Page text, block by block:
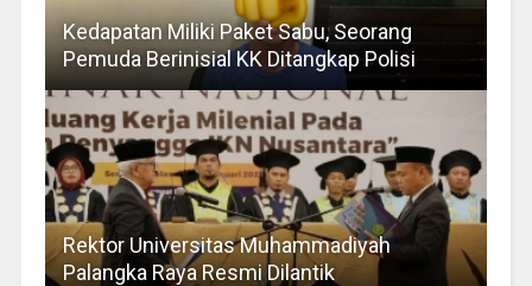
Kedapatan Miliki Paket Sabu, Seorang
Pemuda Berinisial KK Ditangkap Polisi
Rektor Universitas Muhammadiyah
Palangka Raya Resmi Dilantik